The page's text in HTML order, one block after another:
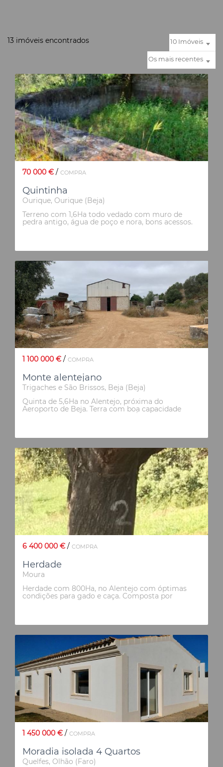
13 imóveis encontrados 10 Imóveis
Os mais recentes
70 000 € / COMPRA
Quintinha
Ourique, Ourique (Beja)
Terreno com 1,6Ha todo vedado com muro de
pedra antigo, água de poço e nora, bons acessos.
1 100 000 € / COMPRA
Monte alentejano
Trigaches e São Brissos, Beja (Beja)
Quinta de 5,6Ha no Alentejo, próxima do
Aeroporto de Beja. Terra com boa capacidade
6 400 000 € / COMPRA
Herdade
Moura
Herdade com 800Ha, no Alentejo com óptimas
condições para gado e caça. Composta por
própria.
1 450 000 € / COMPRA
Moradia isolada 4 Quartos
Quelfes, Olhão (Faro)